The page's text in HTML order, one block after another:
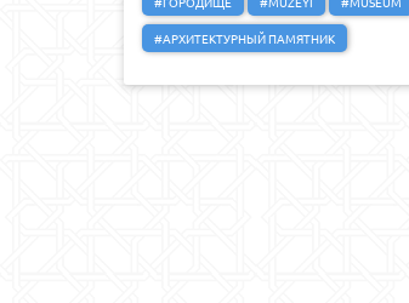
#АРХИТЕКТУРНЫЙ ПАМЯТНИК